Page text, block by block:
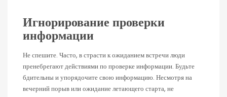
Игнорирование проверки
информации
Не спешите. Часто, в страсти к ожиданием встречи люди
пренебрегают действиями по проверке информации. Будьте
бдительны и упорядочите свою информацию. Несмотря на
вечерний порыв или ожидание летающего старта, не